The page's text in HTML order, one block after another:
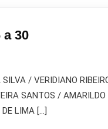
a 30
/ VERIDIANO
SANTOS /
LIMA […]